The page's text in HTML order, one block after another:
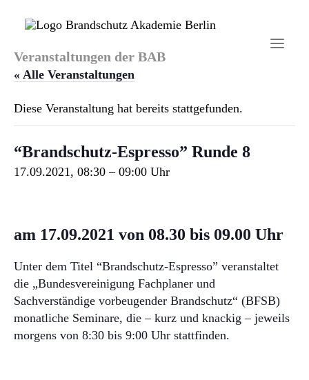
Startseite
Aktuelles
Über uns
Kontakt
Externe Brandschutz-Beauftragte
Veranstaltungen der BAB
« Alle Veranstaltungen
Diese Veranstaltung hat bereits stattgefunden.
“Brandschutz-Espresso” Runde 8
17.09.2021, 08:30 – 09:00
am 17.09.2021 von 08.30 bis 09.00 Uhr
Unter dem Titel “Brandschutz-Espresso” veranstaltet
die „Bundesvereinigung Fachplaner und
Sachverständige vorbeugender Brandschutz“ (BFSB)
monatliche Seminare, die – kurz und knackig – jeweils
morgens von 8:30 bis 9:00 Uhr stattfinden.